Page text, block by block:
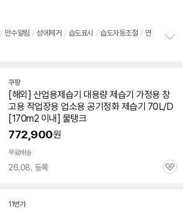
/ 만수알림 / 성에제거 / 습도표시 / 습도자동조절 / 연
기
쿠팡
[해외] 산업용제습기 대용량제습기 가정용 창
고용 작업장용 업소용 공기정화제습기 70L/D
[170m2 이내] 물탱크
772,900원
무료배송
26.08. 등록
관
11번가